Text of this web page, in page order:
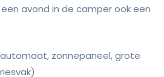
avond in de camper ook een
zonnepaneel, grote